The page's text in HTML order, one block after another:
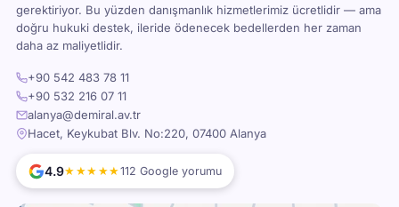
gerektiriyor. Bu yüzden danışmanlık hizmetlerimiz ücretlidir — ama
doğru hukuki destek, ileride ödenecek bedellerden her zaman
daha az maliyetlidir.
+90 542 483 78 11
+90 532 216 07 11
alanya@demiral.av.tr
Hacet, Keykubat Blv. No:220, 07400 Alanya
4.9★★★★★112 Google yorumu